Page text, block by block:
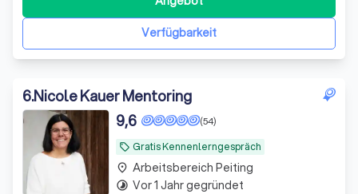
die spüren: Der Kampf gegen den eigenen Körper macht
nur müder. Und mehr Disziplin i
Verfügbarkeit
6.Nicole Kauer Mentoring
local_offer Gratis Kennenlerngespräch
(54)
9,6
place Arbeitsbereich Peiting
timelapse Vor 1 Jahr gegründet